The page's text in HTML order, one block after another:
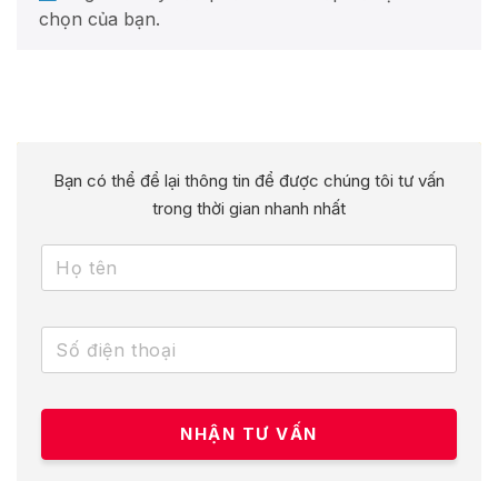
chọn của bạn.
Bạn có thể để lại thông tin để được chúng tôi tư vấn
trong thời gian nhanh nhất